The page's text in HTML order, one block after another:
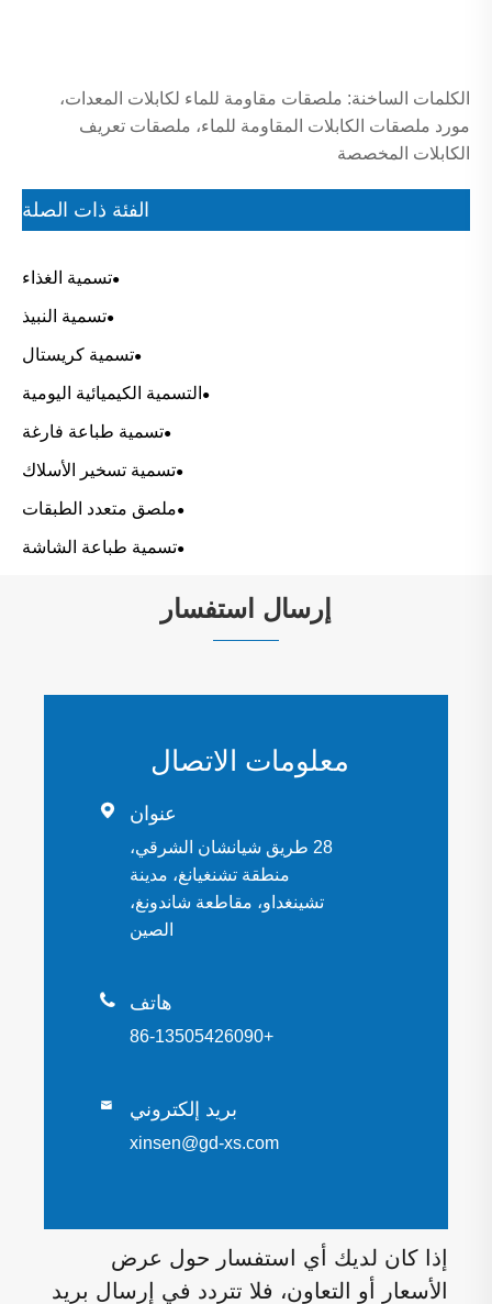
الكلمات الساخنة: ملصقات مقاومة للماء لكابلات المعدات،
مورد ملصقات الكابلات المقاومة للماء، ملصقات تعريف
الكابلات المخصصة
الفئة ذات الصلة
تسمية الغذاء
تسمية النبيذ
تسمية كريستال
التسمية الكيميائية اليومية
تسمية طباعة فارغة
تسمية تسخير الأسلاك
ملصق متعدد الطبقات
تسمية طباعة الشاشة
إرسال استفسار
معلومات الاتصال
 عنوان
28 طريق شيانشان الشرقي،
منطقة تشنغيانغ، مدينة
تشينغداو، مقاطعة شاندونغ،
الصين
 هاتف
+86-13505426090
 بريد إلكتروني
xinsen@gd-xs.com
إذا كان لديك أي استفسار حول عرض
الأسعار أو التعاون، فلا تتردد في إرسال بريد